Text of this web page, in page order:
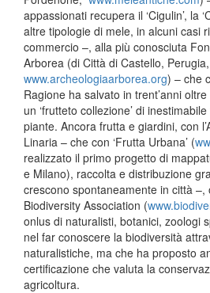
appassionati recupera il ‘Cigulin’, la
altre tipologie di mele, in alcuni casi
commercio –, alla più conosciuta
Arborea (di Città di Castello, Perugia,
www.archeologiaarborea.org) – che
Ragione ha salvato in trent’anni
un ‘frutteto collezione’ di
piante. Ancora frutta e giardini, con
Linaria – che con ‘Frutta Urbana’ (
realizzato il primo progetto di
e Milano), raccolta e distribuzione
crescono spontaneamente in città
Biodiversity Association (
onlus di naturalisti, botanici, zoologi
nel far conoscere la biodiversità
naturalistiche, ma che ha proposto
certificazione che valuta la
agricoltura.